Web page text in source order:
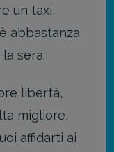
un taxi,
abbastanza
sera.
libertà,
migliore,
affidarti ai